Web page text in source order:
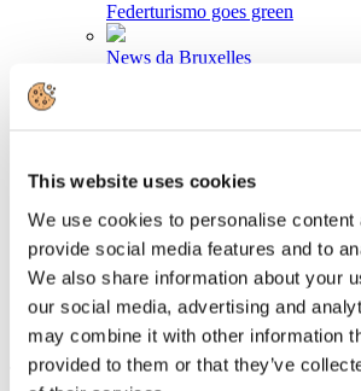
This website uses cookies
We use cookies to personalise content
provide social media features and to
We also share information about your
our social media, advertising and
may combine it with other information
provided to them or that they’ve
Federturismo goes green
News da Bruxelles
Newsletter
Video
Articoli e Interviste
Contatti
Tel. +39 320 57 80 986